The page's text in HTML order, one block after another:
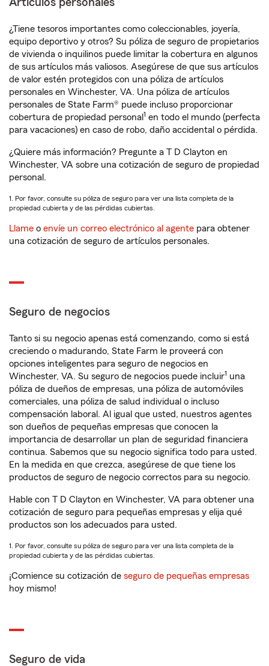
Artículos personales
¿Tiene tesoros importantes como coleccionables, joyería,
equipo deportivo y otros? Su póliza de seguro de propietarios
de vivienda o inquilinos puede limitar la cobertura en algunos
de sus artículos más valiosos. Asegúrese de que sus artículos
de valor estén protegidos con una póliza de artículos
personales en Winchester, VA. Una póliza de artículos
personales de State Farm® puede incluso proporcionar
cobertura de propiedad personal 1 en todo el mundo (perfecta
para vacaciones) en caso de robo, daño accidental o pérdida.
¿Quiere más información? Pregunte a T D Clayton en
Winchester, VA sobre una cotización de seguro de propiedad
personal.
1. Por favor, consulte su póliza de seguro para ver una lista completa de la
propiedad cubierta y de las pérdidas cubiertas.
Llame o envíe un correo electrónico al agente para obtener
una cotización de seguro de artículos personales.
Seguro de negocios
Tanto si su negocio apenas está comenzando, como si está
creciendo o madurando, State Farm le proveerá con
opciones inteligentes para seguro de negocios en
Winchester, VA. Su seguro de negocios puede incluir1 una
póliza de dueños de empresas, una póliza de automóviles
comerciales, una póliza de salud individual o incluso
compensación laboral. Al igual que usted, nuestros agentes
son dueños de pequeñas empresas que conocen la
importancia de desarrollar un plan de seguridad financiera
continua. Sabemos que su negocio significa todo para usted.
En la medida en que crezca, asegúrese de que tiene los
productos de seguro de negocio correctos para su negocio.
Hable con T D Clayton en Winchester, VA para obtener una
cotización de seguro para pequeñas empresas y elija qué
productos son los adecuados para usted.
1. Por favor, consulte su póliza de seguro para ver una lista completa de la
propiedad cubierta y de las pérdidas cubiertas.
¡Comience su cotización de seguro de pequeñas empresas
hoy mismo!
Seguro de vida